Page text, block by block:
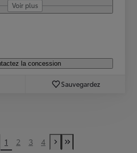
Voir plus
la concession
Sauvegardez
page
1 2 3 4
Next page
Last Page